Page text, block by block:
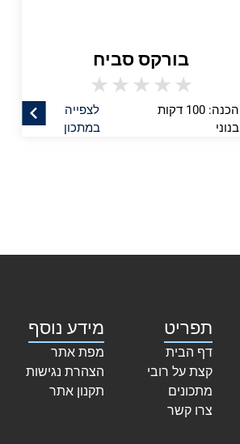
בורקס סביח
★
★
★
★
★
לצפייה
במתכון
הכנה: 100 דקות
בנוני
תפריט
דף הבית
קצת על רובי
מתכונים
צרו קשר
מידע נוסף
מפת אתר
הצהרת נגישות
תקנון אתר